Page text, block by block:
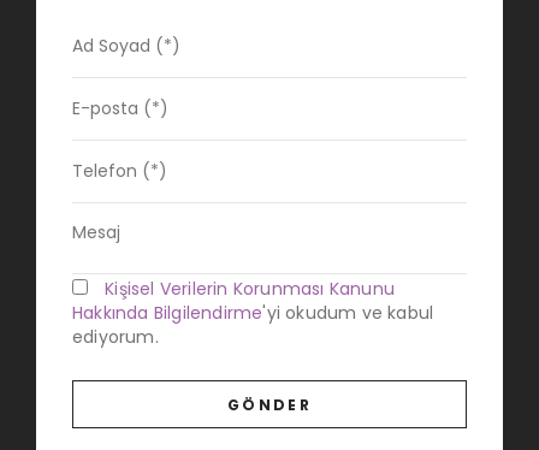
Kişisel Verilerin Korunması Kanunu
Hakkında Bilgilendirme'yi okudum ve kabul
ediyorum.